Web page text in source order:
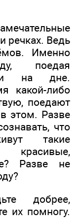
речках. Ведь
Именно
поедая
на дне.
какой-либо
поедают
этом. Разве
что
такие
Разве не
добрее,
их помногу.